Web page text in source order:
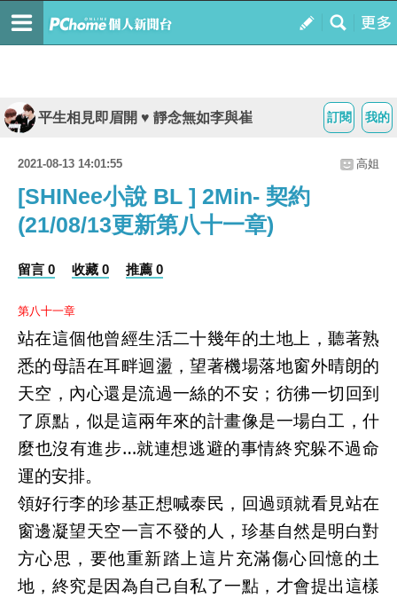
我的
訂閱
平生相見即眉開 ♥ 靜念無如李與崔
2021-08-13 14:01:55 高姐
[SHINee小說 BL ] 2Min- 契約
(21/08/13更新第八十一章)
留言 0 收藏 0 推薦 0
第八十一章
站在這個他曾經生活二十幾年的土地上，聽著熟
悉的母語在耳畔迴盪，望著機場落地窗外晴朗的
天空，內心還是流過一絲的不安；彷彿一切回到
了原點，似是這兩年來的計畫像是一場白工，什
麼也沒有進步…就連想逃避的事情終究躲不過命
運的安排。
領好行李的珍基正想喊泰民，回過頭就看見站在
窗邊凝望天空一言不發的人，珍基自然是明白對
方心思，要他重新踏上這片充滿傷心回憶的土
地，終究是因為自己自私了一點，才會提出這樣